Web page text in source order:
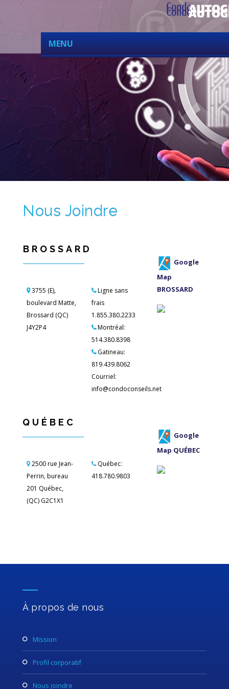
MENU
Nous Joindre
BROSSARD
3755 (E),
boulevard Matte,
Brossard (QC)
J4Y2P4
Ligne sans
frais
1.855.380.2233
Montréal:
514.380.8398
Gatineau:
819.439.8062
Courriel:
info@condoconseils.net
Google
Map
BROSSARD
QUÉBEC
2500 rue Jean-
Perrin, bureau
201 Québec,
(QC) G2C1X1
Québec:
418.780.9803
Google
Map QUÉBEC
À propos de nous
mission
profil corporatif
nous joindre